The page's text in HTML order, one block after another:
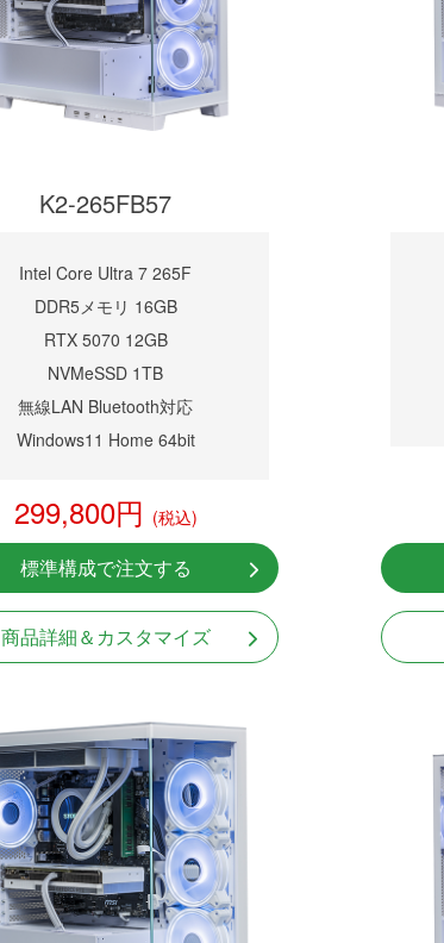
K2-265FB57
Intel Core Ultra 7 265F
DDR5メモリ 16GB
RTX 5070 12GB
NVMeSSD 1TB
無線LAN Bluetooth対応
Windows11 Home 64bit
299,800円 (税込)
標準構成で注文する
商品詳細＆カスタマイズ